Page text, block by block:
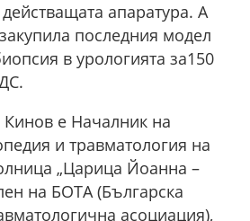
апаратура. А
последния модел
в урологията за150
e Началник на
и травматология на
„Царица Йоанна –
на БОТА (Българска
асоциация),